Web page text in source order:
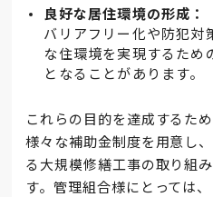
良好な居住環境の形成：
バリアフリー化や防犯対
な住環境を実現するため
となることがあります。
これらの目的を達成するた
様々な補助金制度を用意し
る大規模修繕工事の取り組
す。管理組合様にとっては